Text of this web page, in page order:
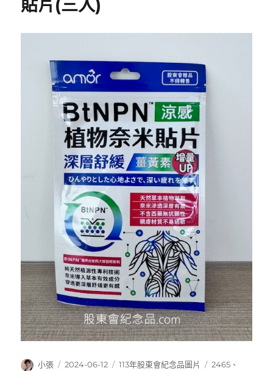
貼片(三入)
作
小張
發
2024-06-12
分
113年股東會紀念品圖片
標
2465 、